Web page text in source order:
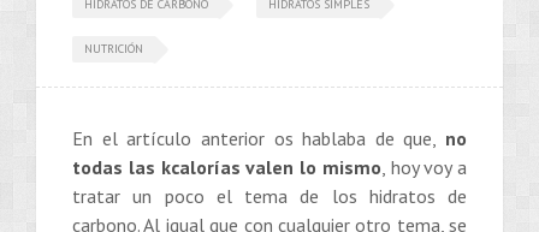
HIDRATOS DE CARBONO HIDRATOS SIMPLES
NUTRICIÓN
En el artículo anterior os hablaba de que, no
todas las kcalorías valen lo mismo , hoy voy a
tratar un poco el tema de los hidratos de
carbono. Al igual que con cualquier otro tema, se